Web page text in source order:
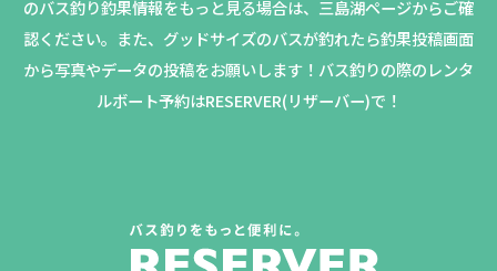
のバス釣り釣果情報をもっと見る場合は、三島湖ページからご確
認ください。 また、グッドサイズのバスが釣れたら釣果投稿画面
から写真やデータの投稿をお願いします！バス釣りの際のレンタ
ルボート予約はRESERVER(リザーバー)で！